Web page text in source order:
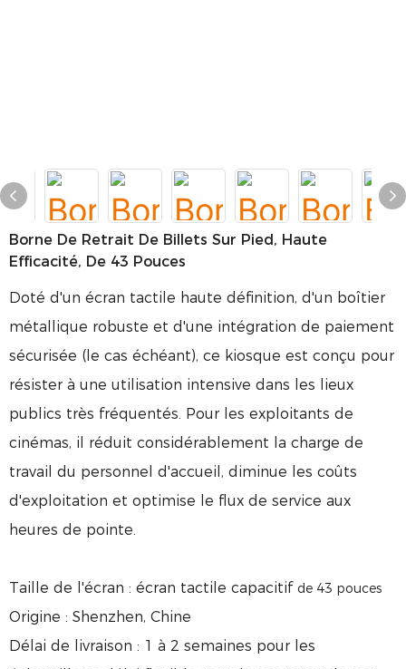
Borne De Retrait De Billets Sur Pied, Haute
Efficacité, De 43 Pouces
Doté d'un écran tactile haute définition, d'un boîtier
métallique robuste et d'une intégration de paiement
sécurisée (le cas échéant), ce kiosque est conçu pour
résister à une utilisation intensive dans les lieux
publics très fréquentés. Pour les exploitants de
cinémas, il réduit considérablement la charge de
travail du personnel d'accueil, diminue les coûts
d'exploitation et optimise le flux de service aux
heures de pointe.
Taille de l'écran : écran tactile capacitif de 43 pouces
Origine : Shenzhen, Chine
Délai de livraison : 1 à 2 semaines pour les